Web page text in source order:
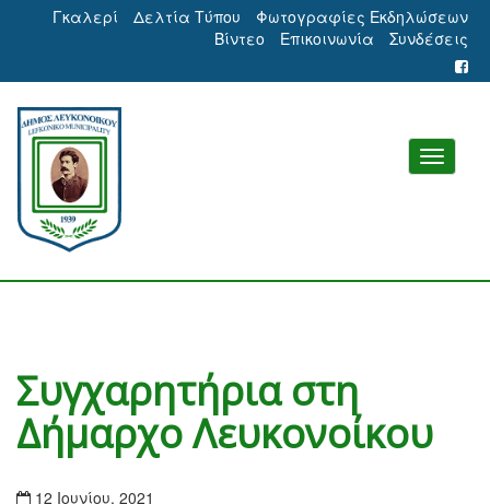
Γκαλερί Δελτία Τύπου
Φωτογραφίες Εκδηλώσεων
Βίντεο
Επικοινωνία Συνδέσεις
Συγχαρητήρια στη
Δήμαρχο Λευκονοίκου
12 Ιουνίου, 2021